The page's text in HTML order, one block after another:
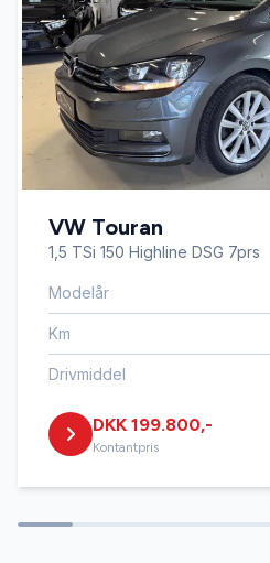
centrallås
el-ruder
el-spejle
ESP
fjernbetjent centrallås
helårshjul
højdejusterbart førersæde
VW Touran
1,5 TSi 150 Highline DSG 7prs
Modelår
Km
Drivmiddel
DKK 199.800,-
Kontantpris